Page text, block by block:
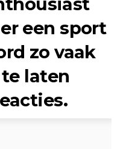
een sport
zo vaak
laten